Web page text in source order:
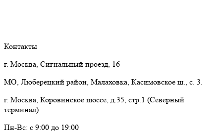
Контакты
г. Москва, Сигнальный проезд, 16
МО, Люберецкий район, Малаховка, Касимовское ш., с. 3.
г. Москва, Коровинское шоссе, д.35, стр.1 (Северный
терминал)
Пн-Вс: с 9:00 до 19:00